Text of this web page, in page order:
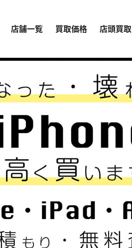
店舗一覧 買取価格 店頭買取